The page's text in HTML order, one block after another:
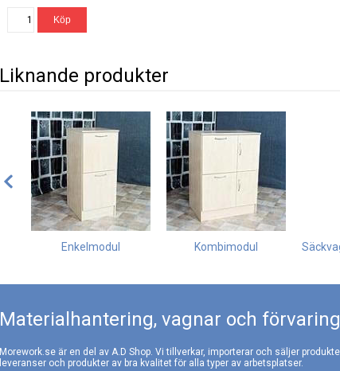
Liknande produkter
Enkelmodul Kombimodul
Materialhantering, vagnar och
Morework.se är en del av A.D Shop. Vi tillverkar, importerar och säljer
leveranser och produkter av bra kvalitet för alla typer av arbetsplatser.